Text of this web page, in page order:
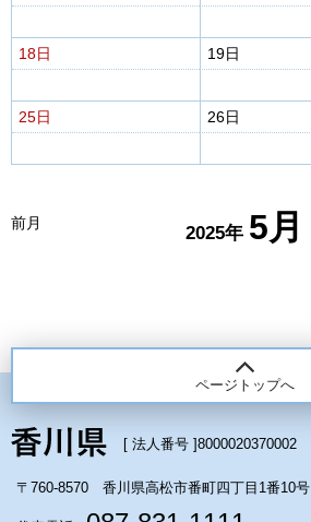
18日 19日
25日 26日
前月 2025年 5月
ページトップへ
[ 法人番号 ]8000020370002
〒760-8570 香川県高松市番町四丁目1番10号